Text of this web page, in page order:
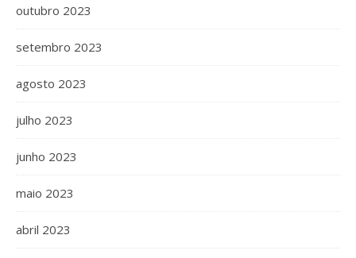
outubro 2023
setembro 2023
agosto 2023
julho 2023
junho 2023
maio 2023
abril 2023